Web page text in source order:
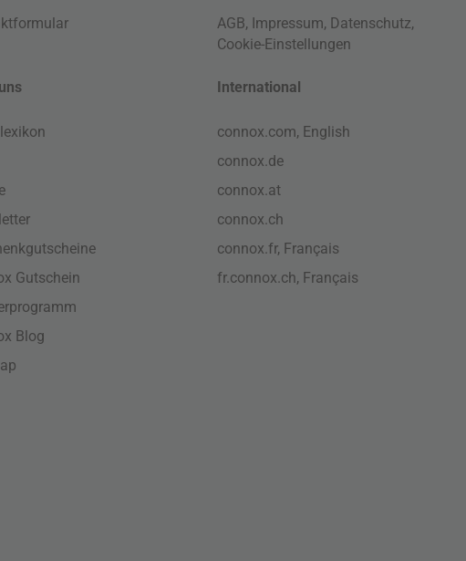
AGB, Impressum, Datenschutz,
Cookie-Einstellungen
Gutschein
Blog
International
connox.com, English
connox.de
connox.at
connox.ch
connox.fr, Français
fr.connox.ch, Français